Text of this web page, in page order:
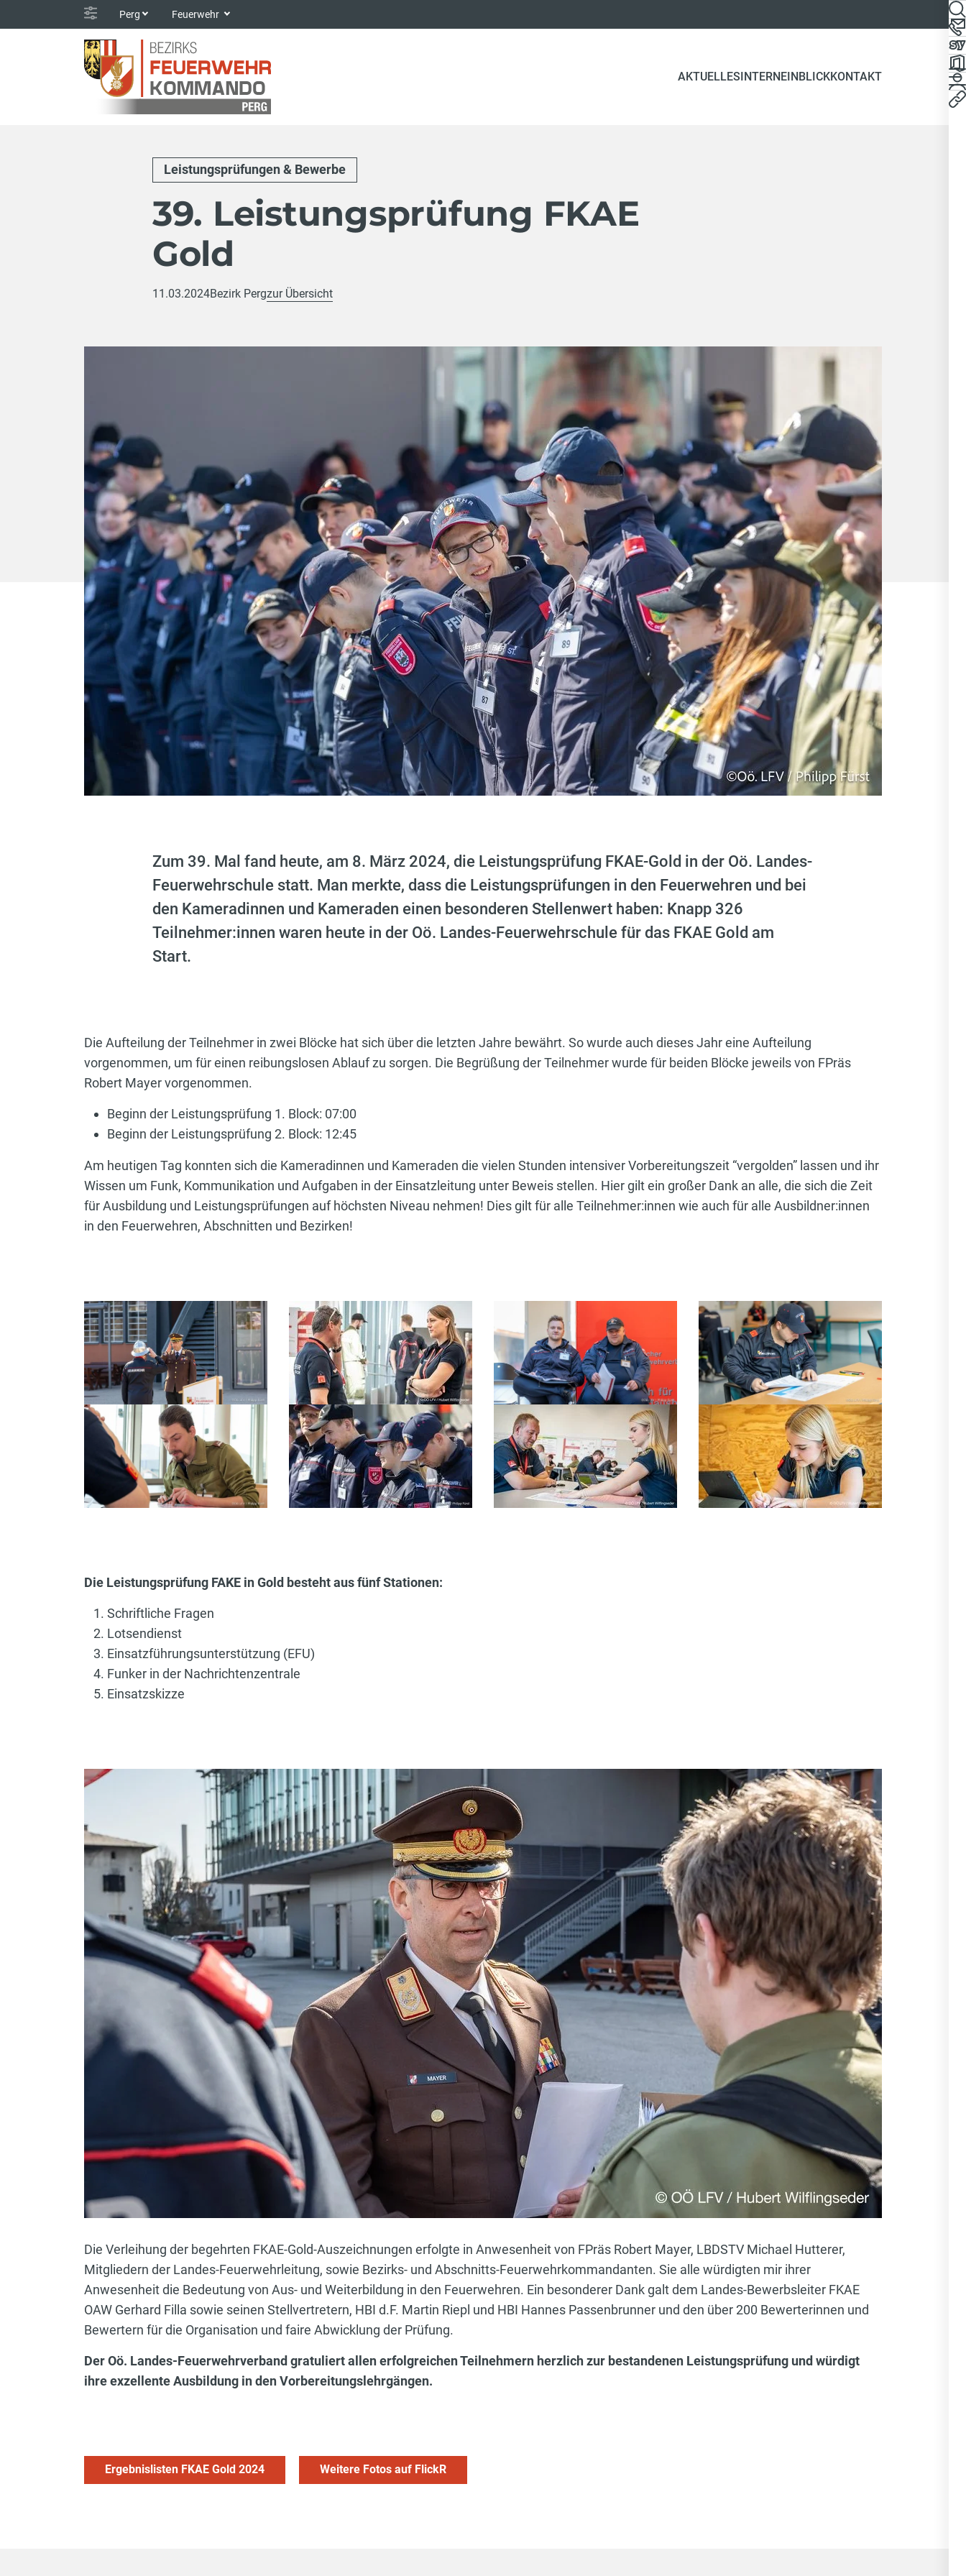
Perg Feuerwehr
AKTUELLESINTERNEINBLICKKONTAKT
Leistungsprüfungen & Bewerbe
39. Leistungsprüfung FKAE
Gold
11.03.2024Bezirk Pergzur Übersicht
Zum 39. Mal fand heute, am 8. März 2024, die Leistungsprüfung FKAE-Gold in der Oö. Landes-
Feuerwehrschule statt. Man merkte, dass die Leistungsprüfungen in den Feuerwehren und bei
den Kameradinnen und Kameraden einen besonderen Stellenwert haben: Knapp 326
Teilnehmer:innen waren heute in der Oö. Landes-Feuerwehrschule für das FKAE Gold am
Start.
Die Aufteilung der Teilnehmer in zwei Blöcke hat sich über die letzten Jahre bewährt. So wurde auch dieses Jahr eine Aufteilung
vorgenommen, um für einen reibungslosen Ablauf zu sorgen. Die Begrüßung der Teilnehmer wurde für beiden Blöcke jeweils von FPräs
Robert Mayer vorgenommen.
Beginn der Leistungsprüfung 1. Block: 07:00
Beginn der Leistungsprüfung 2. Block: 12:45
Am heutigen Tag konnten sich die Kameradinnen und Kameraden die vielen Stunden intensiver Vorbereitungszeit “vergolden” lassen und ihr
Wissen um Funk, Kommunikation und Aufgaben in der Einsatzleitung unter Beweis stellen. Hier gilt ein großer Dank an alle, die sich die Zeit
für Ausbildung und Leistungsprüfungen auf höchsten Niveau nehmen! Dies gilt für alle Teilnehmer:innen wie auch für alle Ausbildner:innen
in den Feuerwehren, Abschnitten und Bezirken!
Die Leistungsprüfung FAKE in Gold besteht aus fünf Stationen:
Schriftliche Fragen
Lotsendienst
Einsatzführungsunterstützung (EFU)
Funker in der Nachrichtenzentrale
Einsatzskizze
Die Verleihung der begehrten FKAE-Gold-Auszeichnungen erfolgte in Anwesenheit von FPräs Robert Mayer, LBDSTV Michael Hutterer,
Mitgliedern der Landes-Feuerwehrleitung, sowie Bezirks- und Abschnitts-Feuerwehrkommandanten. Sie alle würdigten mir ihrer
Anwesenheit die Bedeutung von Aus- und Weiterbildung in den Feuerwehren. Ein besonderer Dank galt dem Landes-Bewerbsleiter FKAE
OAW Gerhard Filla sowie seinen Stellvertretern, HBI d.F. Martin Riepl und HBI Hannes Passenbrunner und den über 200 Bewerterinnen und
Bewertern für die Organisation und faire Abwicklung der Prüfung.
Der Oö. Landes-Feuerwehrverband gratuliert allen erfolgreichen Teilnehmern herzlich zur bestandenen Leistungsprüfung und würdigt
ihre exzellente Ausbildung in den Vorbereitungslehrgängen.
Ergebnislisten FKAE Gold 2024 Weitere Fotos auf FlickR